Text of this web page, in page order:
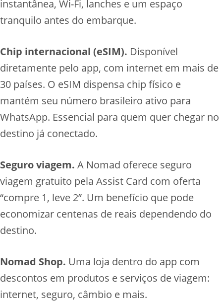
instantânea, Wi-Fi, lanches e um espaço
tranquilo antes do embarque.
Chip internacional (eSIM). Disponível
diretamente pelo app, com internet em mais de
30 países. O eSIM dispensa chip físico e
mantém seu número brasileiro ativo para
WhatsApp. Essencial para quem quer chegar no
destino já conectado.
Seguro viagem. A Nomad oferece seguro
viagem gratuito pela Assist Card com oferta
“compre 1, leve 2”. Um benefício que pode
economizar centenas de reais dependendo do
destino.
Nomad Shop. Uma loja dentro do app com
descontos em produtos e serviços de viagem:
internet, seguro, câmbio e mais.